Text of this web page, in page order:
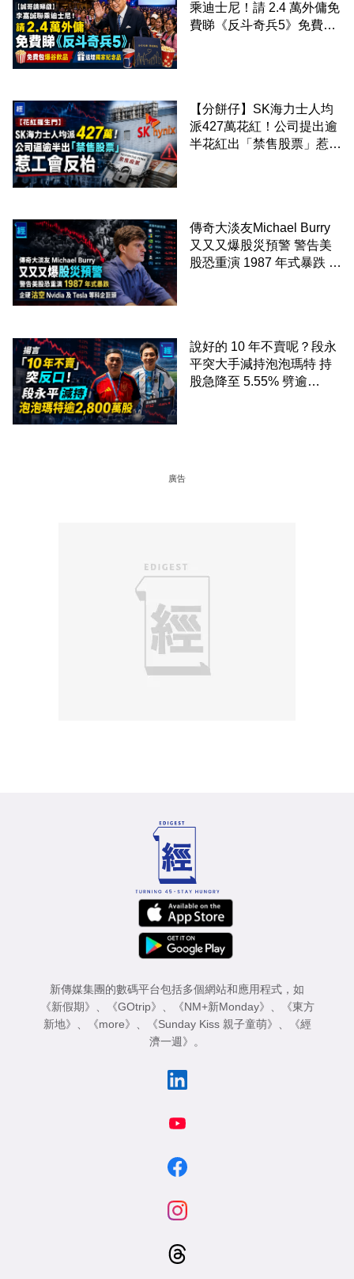
乘迪士尼！請 2.4 萬外傭免
費睇《反斗奇兵5》免費包
【分餅仔】SK海力士人均
派427萬花紅！公司提出逾
半花紅出「禁售股票」惹工
傳奇大淡友Michael Burry
又又又爆股災預警 警告美
股恐重演 1987 年式暴跌 企
說好的 10 年不賣呢？段永
平突大手減持泡泡瑪特 持
股急降至 5.55% 劈逾
廣告
新傳媒集團的數碼平台包括多個網站和應用程式，如
《新假期》 、 《GOtrip》 、 《NM+新Monday》 、
《東方
新地》 、 《more》 、 《Sunday Kiss 親子童萌》 、
《經
濟一週》 。